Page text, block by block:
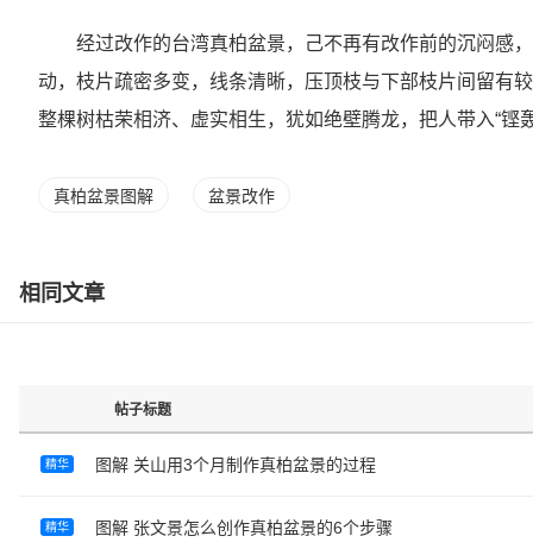
经过改作的台湾真柏盆景，己不再有改作前的沉闷感
动，枝片疏密多变，线条清晰，压顶枝与下部枝片间留有
整棵树枯荣相济、虚实相生，犹如绝壁腾龙，把人带入“铿
真柏盆景图解 盆景改作
相同文章
帖子标题
精华 图解 关山用3个月制作真柏盆景的过程
精华 图解 张文景怎么创作真柏盆景的6个步骤